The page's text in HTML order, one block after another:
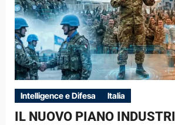
Intelligence e Difesa Italia
IL NUOVO PIANO